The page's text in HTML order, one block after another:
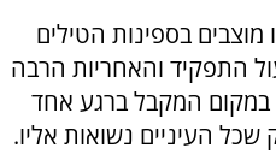
בספינות הטילים
התפקיד והאחריות הרבה
במקום המקבל ברגע אחד
העיניים נשואות אליו.